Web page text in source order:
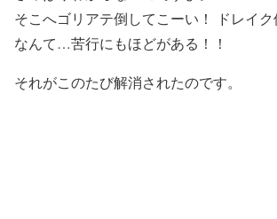
そこへゴリアテ倒してこーい！ ドレイク
なんて…苦行にもほどがある！！
それがこのたび解消されたのです。